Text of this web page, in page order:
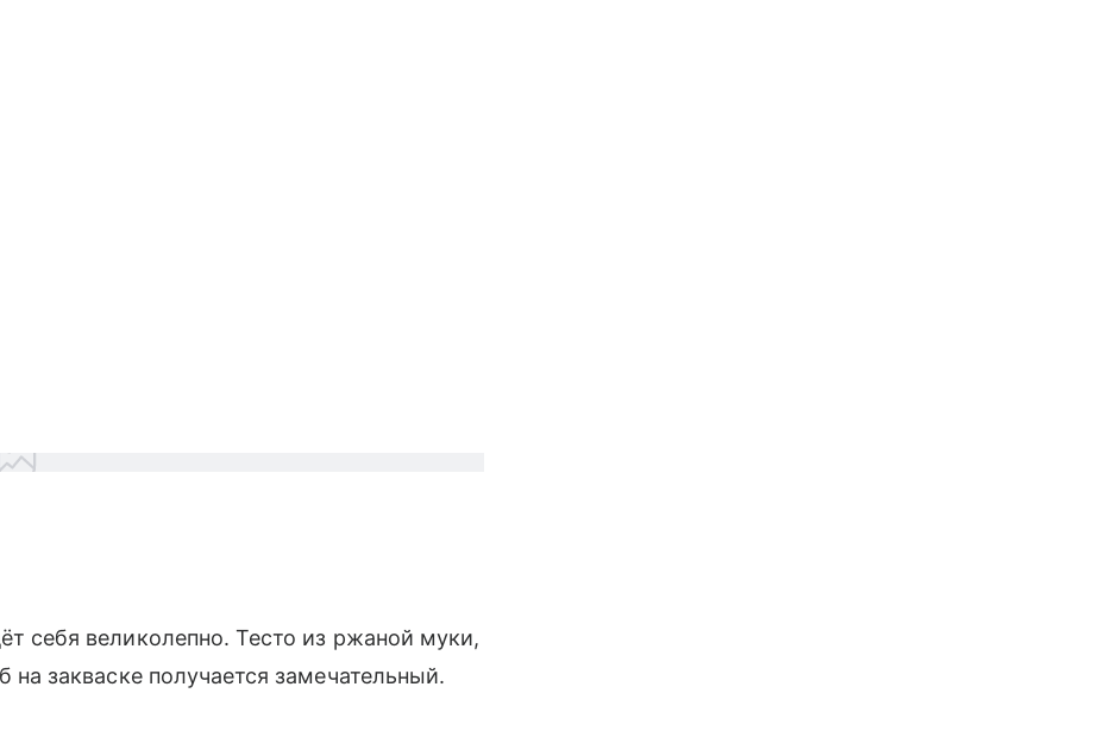
себя великолепно. Тесто из ржаной муки,
закваске получается замечательный.